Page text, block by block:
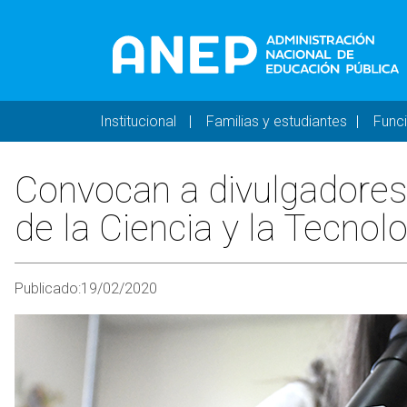
Navegación principal -
Institucional Familias y estudiantes
Convocan a
de la Ciencia y la
Publicado:19/02/2020